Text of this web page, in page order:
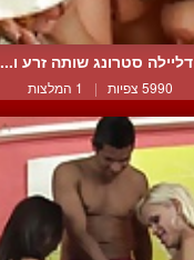
דליילה סטרונג שותה זרע ו...
5990 צפיות | 1 המלצות